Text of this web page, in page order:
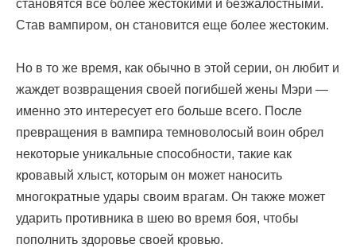
становятся все более жестокими и безжалостными.
Став вампиром, он становится еще более жестоким.
Но в то же время, как обычно в этой серии, он любит и
жаждет возвращения своей погибшей жены Мэри —
именно это интересует его больше всего. После
превращения в вампира темноволосый воин обрел
некоторые уникальные способности, такие как
кровавый хлыст, которым он может наносить
многократные удары своим врагам. Он также может
ударить противника в шею во время боя, чтобы
пополнить здоровье своей кровью.